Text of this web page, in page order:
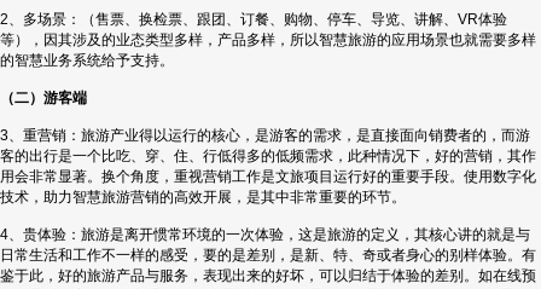
2、多场景：（售票、换检票、跟团、订餐、购物、停车、导览、讲解、VR体验
等），因其涉及的业态类型多样，产品多样，所以智慧旅游的应用场景也就需要多样
的智慧业务系统给予支持。
（二）游客端
3、重营销：旅游产业得以运行的核心，是游客的需求，是直接面向销费者的，而游
客的出行是一个比吃、穿、住、行低得多的低频需求，此种情况下，好的营销，其作
用会非常显著。换个角度，重视营销工作是文旅项目运行好的重要手段。使用数字化
技术，助力智慧旅游营销的高效开展，是其中非常重要的环节。
4、贵体验：旅游是离开惯常环境的一次体验，这是旅游的定义，其核心讲的就是与
日常生活和工作不一样的感受，要的是差别，是新、特、奇或者身心的别样体验。有
鉴于此，好的旅游产品与服务，表现出来的好坏，可以归结于体验的差别。如在线预